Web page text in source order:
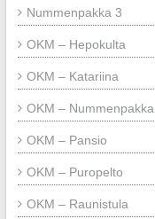
Nummenpakka 3
OKM – Hepokulta
OKM – Katariina
OKM – Nummenpakka
OKM – Pansio
OKM – Puropelto
OKM – Raunistula